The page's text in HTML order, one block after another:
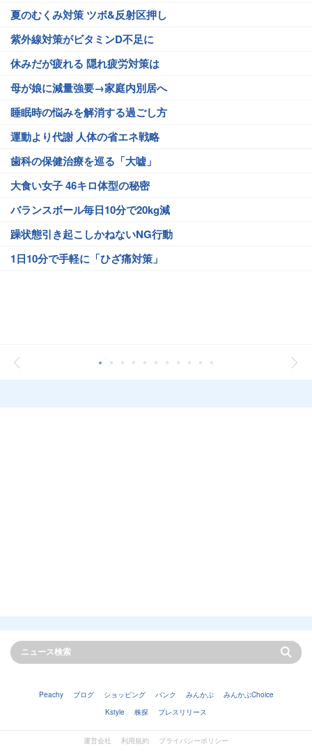
夏のむくみ対策 ツボ&反射区押し
紫外線対策がビタミンD不足に
休みだが疲れる 隠れ疲労対策は
母が娘に減量強要→家庭内別居へ
睡眠時の悩みを解消する過ごし方
運動より代謝 人体の省エネ戦略
歯科の保健治療を巡る「大嘘」
大食い女子 46キロ体型の秘密
バランスボール毎日10分で20kg減
躁状態引き起こしかねないNG行動
1日10分で手軽に「ひざ痛対策」
Peachy ブログ ショッピング バンク みんかぶ
みんかぶChoice
Kstyle
株探 プレスリリース
運営会社 利用規約
プライバシーポリシー